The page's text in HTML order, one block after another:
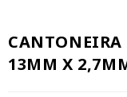
CANTONEIRA
13MM X